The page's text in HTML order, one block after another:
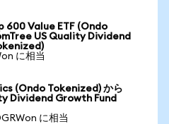
600 Value ETF (Ondo
US Quality Dividend
に相当
(Ondo Tokenized) から
Dividend Growth Fund
に相当